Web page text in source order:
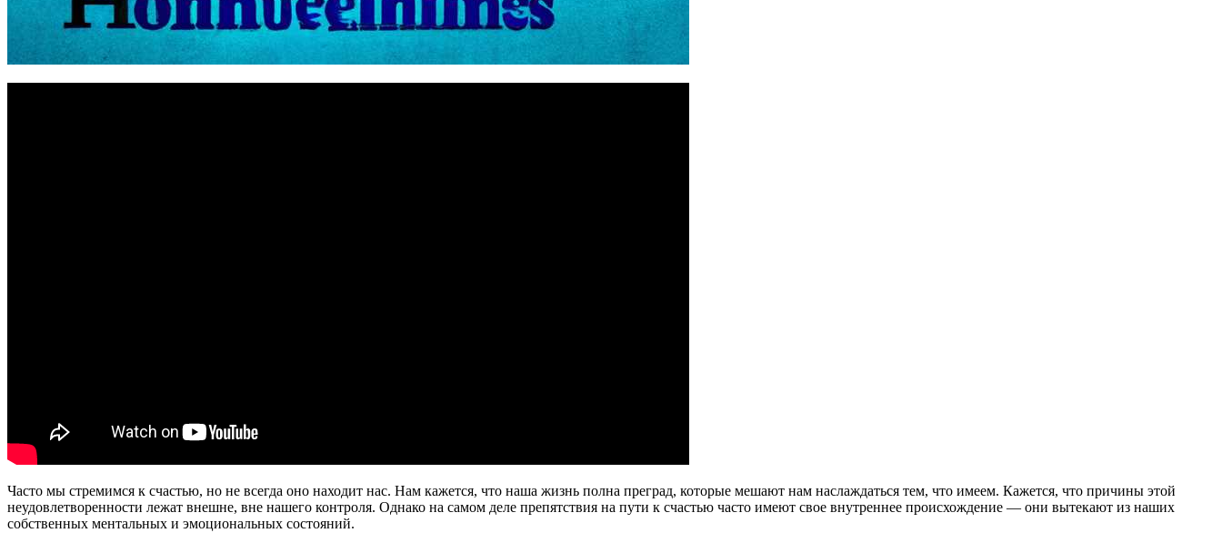
Часто мы стремимся к счастью, но не всегда оно находит нас. Нам кажется, что наша жизнь полна преград, которые мешают нам наслаждаться тем, что имеем. Кажется, что причины этой
неудовлетворенности лежат внешне, вне нашего контроля. Однако на самом деле препятствия на пути к счастью часто имеют свое внутреннее происхождение — они вытекают из наших
собственных ментальных и эмоциональных состояний.